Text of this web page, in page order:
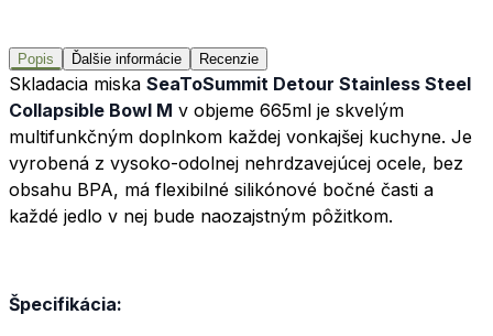
Popis Ďalšie informácie Recenzie
Skladacia miska SeaToSummit Detour Stainless Steel
Collapsible Bowl M v objeme 665ml je skvelým
multifunkčným doplnkom každej vonkajšej kuchyne. Je
vyrobená z vysoko-odolnej nehrdzavejúcej ocele, bez
obsahu BPA, má flexibilné silikónové bočné časti a
každé jedlo v nej bude naozajstným pôžitkom.
Špecifikácia: